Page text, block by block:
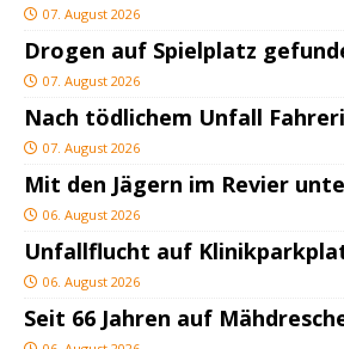
07. August 2026
Drogen auf Spielplatz
07. August 2026
Nach tödlichem Unfall
07. August 2026
Mit den Jägern im Revier
06. August 2026
Unfallflucht auf
06. August 2026
Seit 66 Jahren auf